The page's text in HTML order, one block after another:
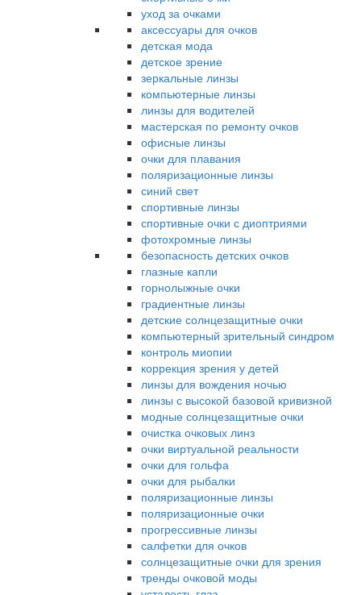
уход за очками
аксессуары для очков
детская мода
детское зрение
зеркальные линзы
компьютерные линзы
линзы для водителей
мастерская по ремонту очков
офисные линзы
очки для плавания
поляризационные линзы
синий свет
спортивные линзы
спортивные очки с диоптриями
фотохромные линзы
безопасность детских очков
глазные капли
горнолыжные очки
градиентные линзы
детские солнцезащитные очки
компьютерный зрительный синдром
контроль миопии
коррекция зрения у детей
линзы для вождения ночью
линзы с высокой базовой кривизной
модные солнцезащитные очки
очистка очковых линз
очки виртуальной реальности
очки для гольфа
очки для рыбалки
поляризационные линзы
поляризационные очки
прогрессивные линзы
салфетки для очков
солнцезащитные очки для зрения
тренды очковой моды